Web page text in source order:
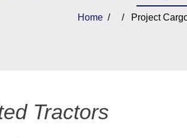
Home/ / Project Cargo
Tractors